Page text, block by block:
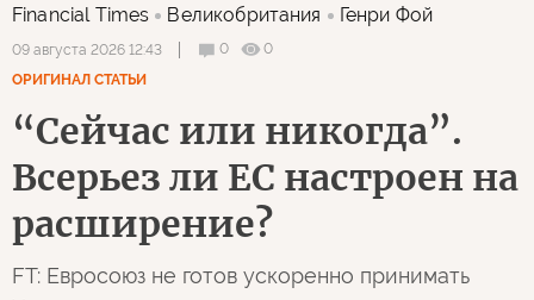
Financial Times Великобритания Генри Фой
09 августа 2026 12:43 0
0
ОРИГИНАЛ СТАТЬИ
“Сейчас или никогда”.
Всерьез ли ЕС настроен на
расширение?
FT: Евросоюз не готов ускоренно принимать